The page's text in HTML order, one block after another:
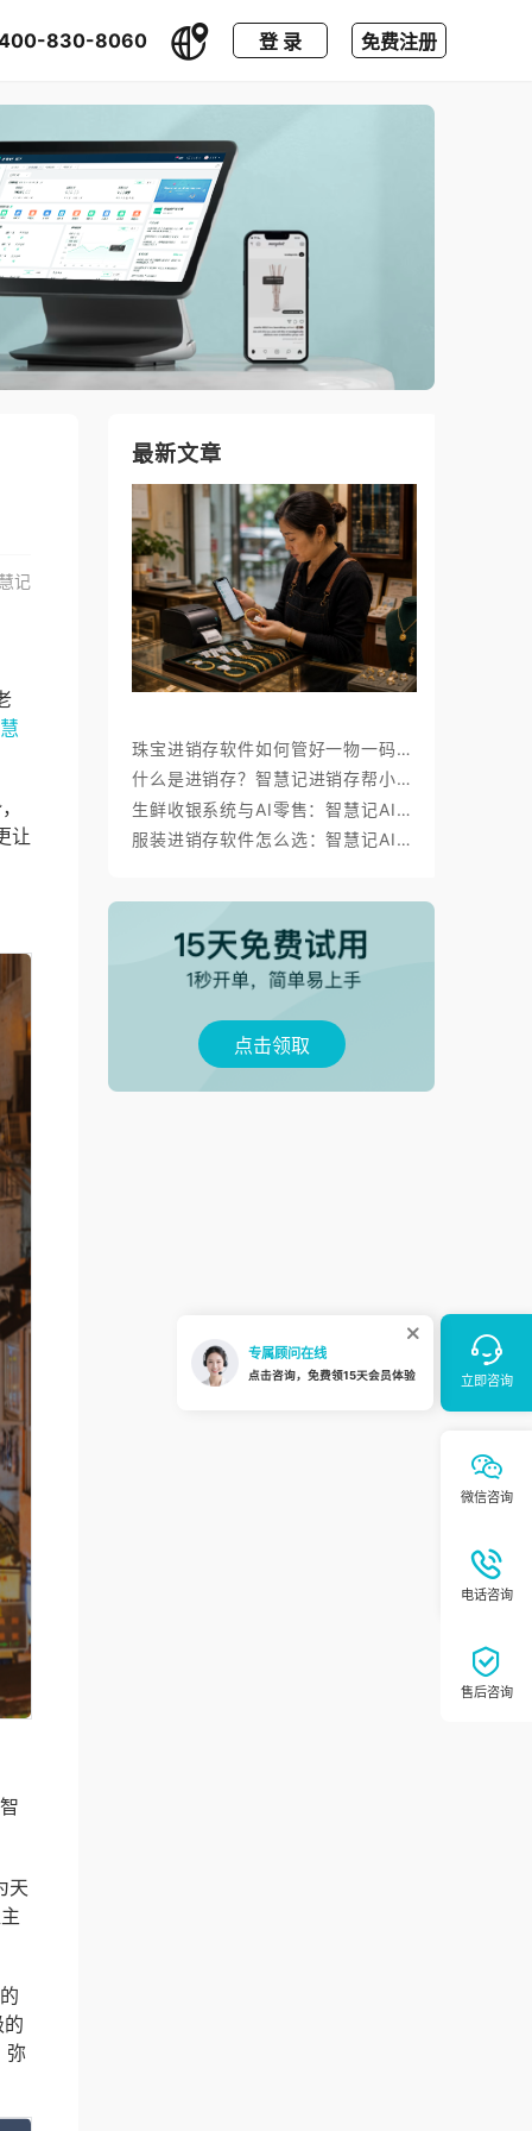
830-8060 登 录 免费注册
记
让
天
弥
最新文章
珠宝进销存软件如何管好一物一码、金价调价与标签打印？
什么是进销存？智慧记进销存帮小微商户理顺开单、库存与对账
生鲜收银系统与AI零售：智慧记AI零售称重收银、库存、会员经营方案
服装进销存软件怎么选：智慧记AI批量录入、齐色齐码开单与库存管理
点击领取